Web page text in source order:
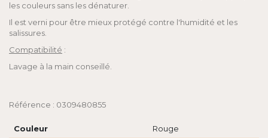
les couleurs sans les dénaturer.
Il est verni pour être mieux protégé contre l'humidité et les
salissures.
Compatibilité :
Lavage à la main conseillé.
Référence : 0309480855
Couleur Rouge